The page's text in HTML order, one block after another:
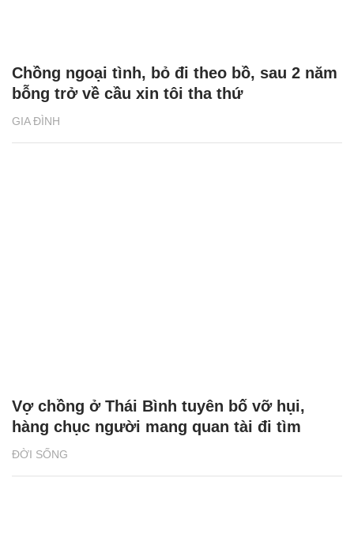
GIA ĐÌNH
Chồng ngoại tình, bỏ đi theo bồ, sau 2 năm
bỗng trở về cầu xin tôi tha thứ
ĐỜI SỐNG
Vợ chồng ở Thái Bình tuyên bố vỡ hụi,
hàng chục người mang quan tài đi tìm